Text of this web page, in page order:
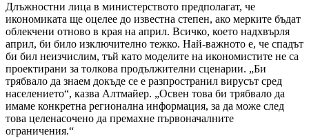
Длъжностни лица в министерството предполагат, че
икономиката ще оцелее до известна степен, ако мерките бъдат
облекчени отново в края на април. Всичко, което надхвърля
април, би било изключително тежко. Най-важното е, че спадът
би бил неизчислим, тъй като моделите на икономистите не са
проектирани за толкова продължителни сценарии. „Би
трябвало да знаем докъде се е разпространил вирусът сред
населението“, казва Алтмайер. „Освен това би трябвало да
имаме конкретна регионална информация, за да може след
това целенасочено да премахне първоначалните
ограничения.“